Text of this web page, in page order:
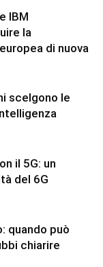
IBM
la
di nuova
scelgono le
il 5G: un
del 6G
quando può
chiarire